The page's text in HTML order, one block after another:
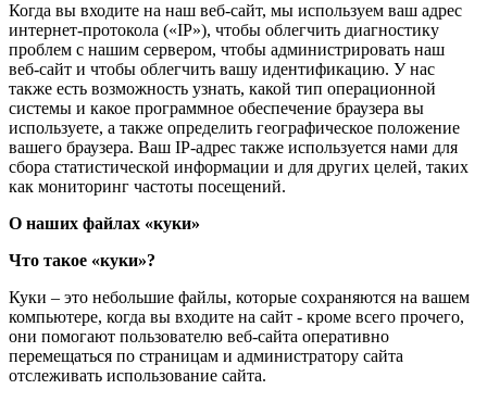
Когда вы входите на наш веб-сайт, мы используем ваш адрес
интернет-протокола («IP»), чтобы облегчить диагностику
проблем с нашим сервером, чтобы администрировать наш
веб-сайт и чтобы облегчить вашу идентификацию. У нас
также есть возможность узнать, какой тип операционной
системы и какое программное обеспечение браузера вы
используете, а также определить географическое положение
вашего браузера. Ваш IP-адрес также используется нами для
сбора статистической информации и для других целей, таких
как мониторинг частоты посещений.
О наших файлах «куки»
Что такое «куки»?
Куки – это небольшие файлы, которые сохраняются на вашем
компьютере, когда вы входите на сайт - кроме всего прочего,
они помогают пользователю веб-сайта оперативно
перемещаться по страницам и администратору сайта
отслеживать использование сайта.